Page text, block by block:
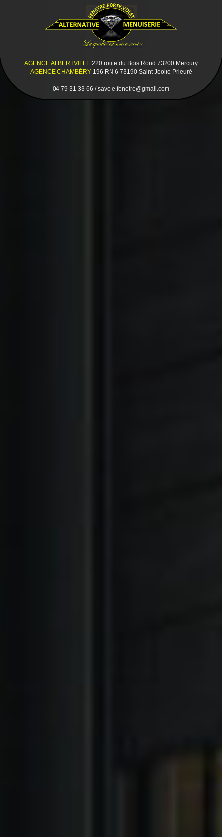
AGENCE ALBERTVILLE 220 route du Bois Rond 73200 Mercury
AGENCE CHAMBÉRY196 RN 6 73190 Saint Jeoire Prieuré
04 79 31 33 66 / savoie.fenetre@gmail.com